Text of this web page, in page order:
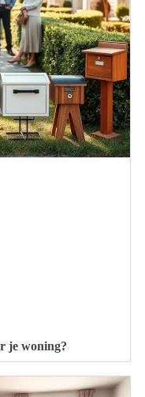
je woning?